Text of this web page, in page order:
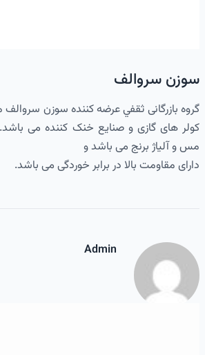
سوزن سروالف
گروه بازرگانی ثقفي عرضه کننده سوزن
کولر های گازی و صنایع خنک کننده می
مس و آلیاژ برنج می باشد و
دارای مقاومت بالا در برابر خوردگی می باشد.
Admin